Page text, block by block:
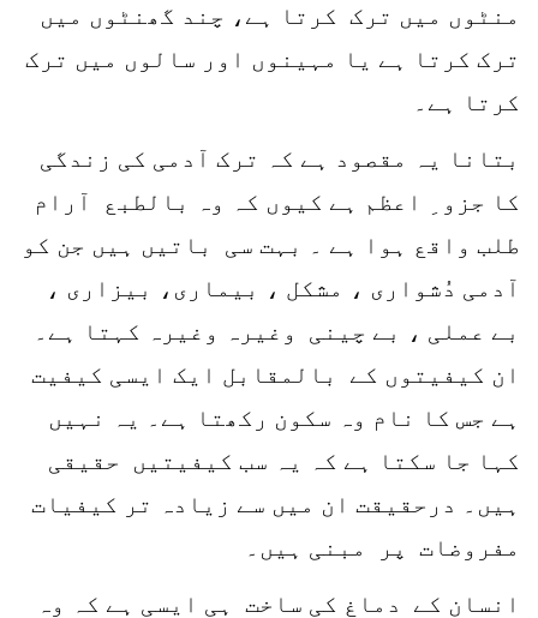
منٹوں میں ترک کرتا ہے، چند گھنٹوں میں
ترک کرتا ہے یا مہینوں اور سالوں میں ترک
کرتا ہے۔
بتانا یہ مقصود ہے کہ ترک آدمی کی زندگی
کا جزو ِ اعظم ہے کیوں کہ وہ بالطبع آرام
طلب واقع ہوا ہے ۔ بہت سی باتیں ہیں جن کو
آدمی دُشواری ، مشکل ، بیماری، بیزاری ،
بے عملی ، بے چینی وغیرہ وغیرہ کہتا ہے۔
ان کیفیتوں کے بالمقابل ایک ایسی کیفیت
ہے جس کا نام وہ سکون رکھتا ہے۔ یہ نہیں
کہا جا سکتا ہے کہ یہ سب کیفیتیں حقیقی
ہیں۔ درحقیقت ان میں سے زیادہ تر کیفیات
مفروضات پر مبنی ہیں۔
انسان کے دماغ کی ساخت ہی ایسی ہے کہ وہ